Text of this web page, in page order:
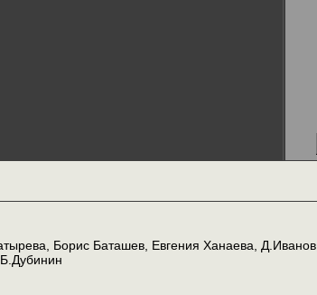
Борис Баташев, Евгения Ханаева, Д.Иванов,